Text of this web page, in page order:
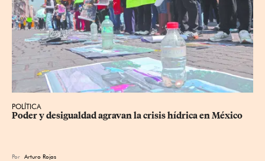
POLÍTICA
Poder y desigualdad agravan la crisis hídrica en México
Por Arturo Rojas